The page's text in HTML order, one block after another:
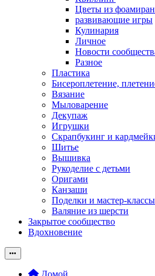
Цветы из
развивающие игры
Кулинария
Личное
Новости
Разное
Пластика
Бисероплетение,
Вязание
Мыловарение
Декупаж
Игрушки
Скрапбукинг и
Шитье
Вышивка
Рукоделие с детьми
Оригами
Канзаши
Поделки и мастер-классы
Валяние из шерсти
Закрытое сообщество
Вдохновение
Домой